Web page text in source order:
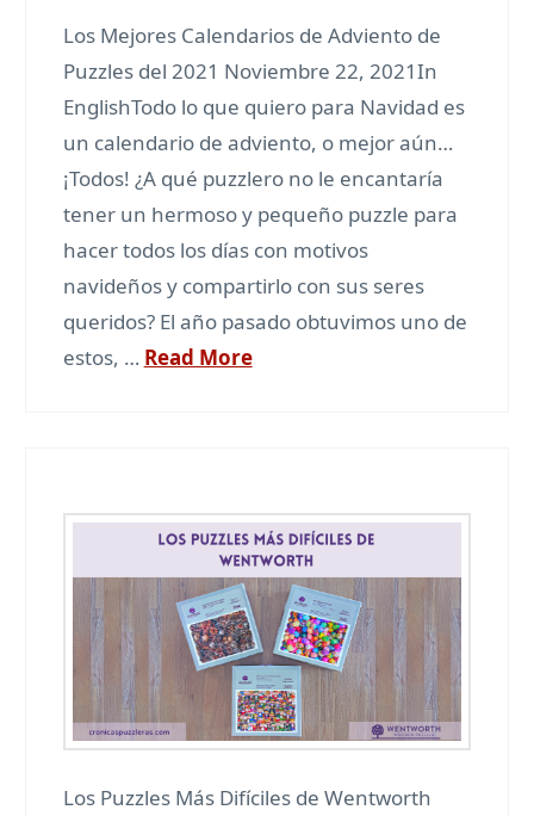
Los Mejores Calendarios de Adviento de
Puzzles del 2021 Noviembre 22, 2021In
EnglishTodo lo que quiero para Navidad es
un calendario de adviento, o mejor aún…
¡Todos! ¿A qué puzzlero no le encantaría
tener un hermoso y pequeño puzzle para
hacer todos los días con motivos
navideños y compartirlo con sus seres
queridos? El año pasado obtuvimos uno de
estos, … Read More
Los Puzzles Más Difíciles de Wentworth